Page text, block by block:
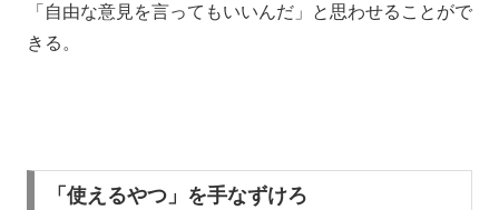
「自由な意見を言ってもいいんだ」と思わせることがで
きる。
「使えるやつ」を手なずけろ